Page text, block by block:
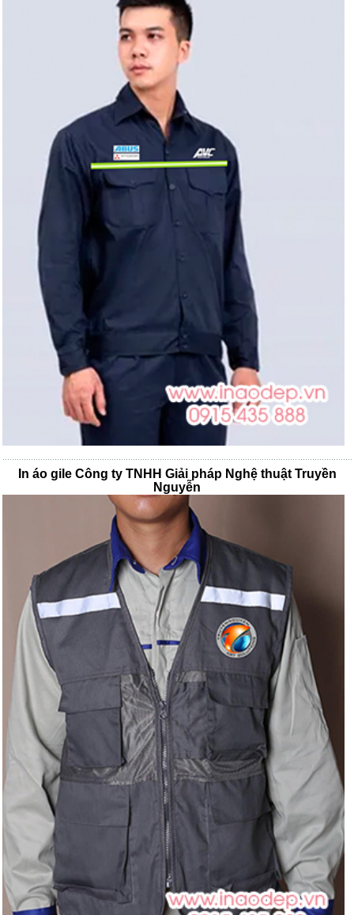
In áo gile Công ty TNHH Giải pháp Nghệ thuật Truyền
Nguyễn